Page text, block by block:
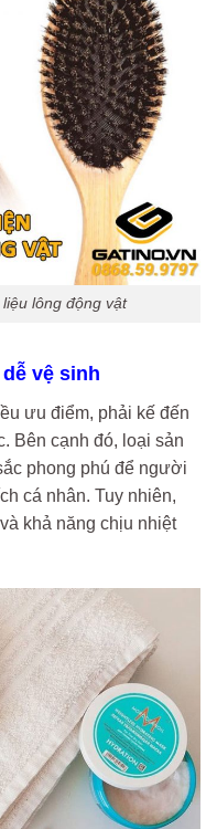
lông động vật
vệ sinh
ưu điểm, phải kế đến
Bên cạnh đó, loại sản
phong phú để người
cá nhân. Tuy nhiên,
khả năng chịu nhiệt